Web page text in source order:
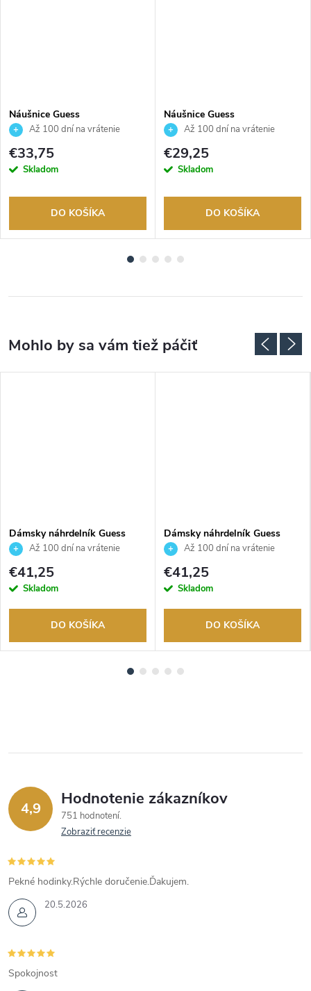
Náušnice Guess
JUBE05548JWRHT
Až 100 dní na vrátenie
tovaru. Autorizovaný predajca.
€33,75
Skladom
DO KOŠÍKA
Náušnice Guess
JUBE01194JWYGT/U
Až 100 dní na vrátenie
tovaru. Autorizovaný predajca.
€29,25
Skladom
DO KOŠÍKA
Dámsky náhrdelník Guess
JUBN04136JWYGWHT
Až 100 dní na vrátenie
tovaru. Autorizovaný predajca.
€41,25
Skladom
DO KOŠÍKA
Dámsky náhrdelník Guess
JUBN04162JWRHT
Až 100 dní na vrátenie
tovaru. Autorizovaný predajca.
€41,25
Skladom
DO KOŠÍKA
4,9 Hodnotenie zákazníkov
751 hodnotení
Zobraziť recenzie
20.5.2026
Pekné hodinky.Rýchle doručenie.Ďakujem.
Spokojnost